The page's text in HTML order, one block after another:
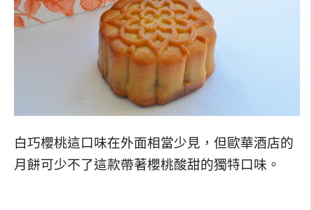
白巧櫻桃這口味在外面相當少見，但歐華酒店的
月餅可少不了這款帶著櫻桃酸甜的獨特口味。